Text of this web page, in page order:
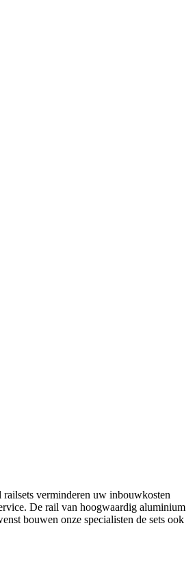
verminderen uw inbouwkosten
De rail van hoogwaardig aluminium
bouwen onze specialisten de sets ook